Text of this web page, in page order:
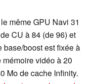
même GPU Navi 31
CU à 84 (de 96) et
base/boost est fixée à
vidéo à 20
Mo de cache Infinity.